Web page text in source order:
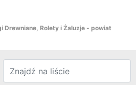
Drewniane, Rolety i Żaluzje - powiat